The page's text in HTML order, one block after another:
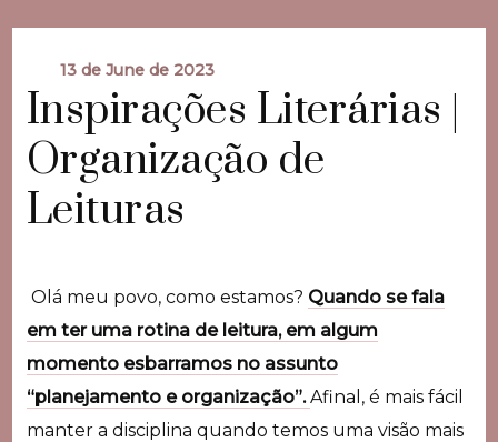
13 de June de 2023
Inspirações Literárias |
Organização de
Leituras
Olá meu povo, como estamos? Quando se fala
em ter uma rotina de leitura, em algum
momento esbarramos no assunto
“planejamento e organização”.Afinal, é mais fácil
manter a disciplina quando temos uma visão mais